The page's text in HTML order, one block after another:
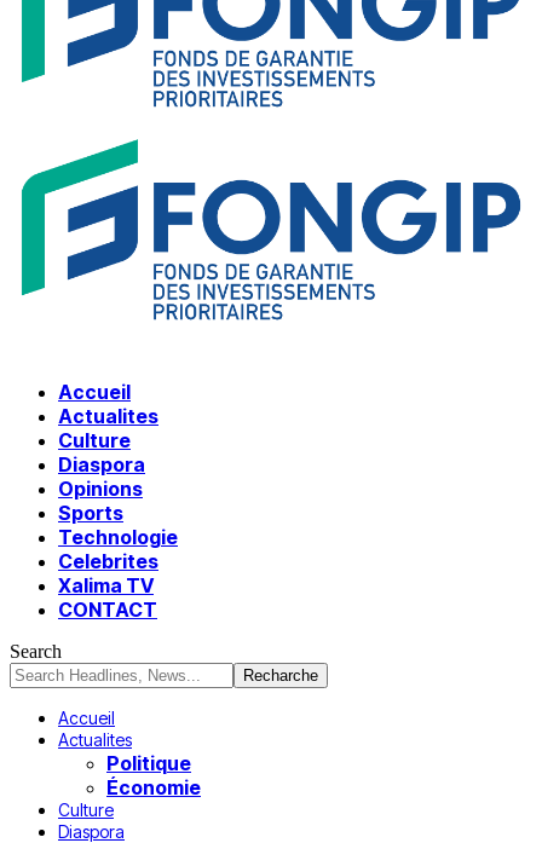
Accueil
Actualites
Culture
Diaspora
Opinions
Sports
Technologie
Celebrites
Xalima TV
CONTACT
Search
Accueil
Actualites
Politique
Économie
Culture
Diaspora